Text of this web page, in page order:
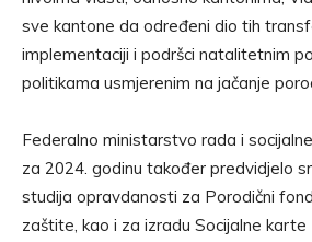
sve kantone da određeni dio tih
implementaciji i podršci natalitetnim
politikama usmjerenim na jačanje
Federalno ministarstvo rada i
za 2024. godinu također predvidjelo
studija opravdanosti za Porodični
zaštite, kao i za izradu Socijalne